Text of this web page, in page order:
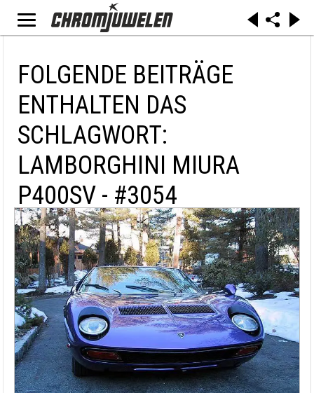
FOLGENDE BEITRÄGE
ENTHALTEN DAS
SCHLAGWORT:
LAMBORGHINI MIURA
P400SV - #3054